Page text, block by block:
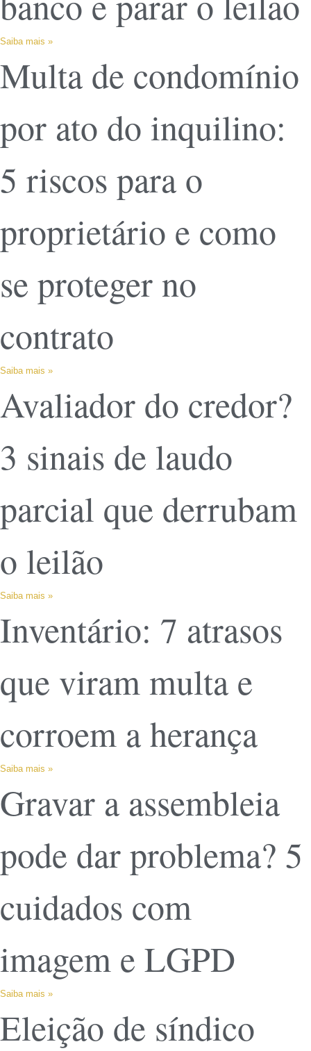
Saiba mais »
Multa de condomínio
por ato do inquilino:
5 riscos para o
proprietário e como
se proteger no
contrato
Saiba mais »
Avaliador do credor?
3 sinais de laudo
parcial que derrubam
o leilão
Saiba mais »
Inventário: 7 atrasos
que viram multa e
corroem a herança
Saiba mais »
Gravar a assembleia
pode dar problema? 5
cuidados com
imagem e LGPD
Saiba mais »
Eleição de síndico